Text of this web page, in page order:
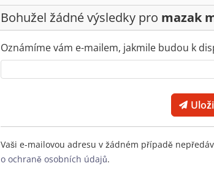
Bohužel žádné výsledky pro mazak
Oznámíme vám e-mailem, jakmile budou k
Vaši e-mailovou adresu v žádném případě
o ochraně osobních údajů.